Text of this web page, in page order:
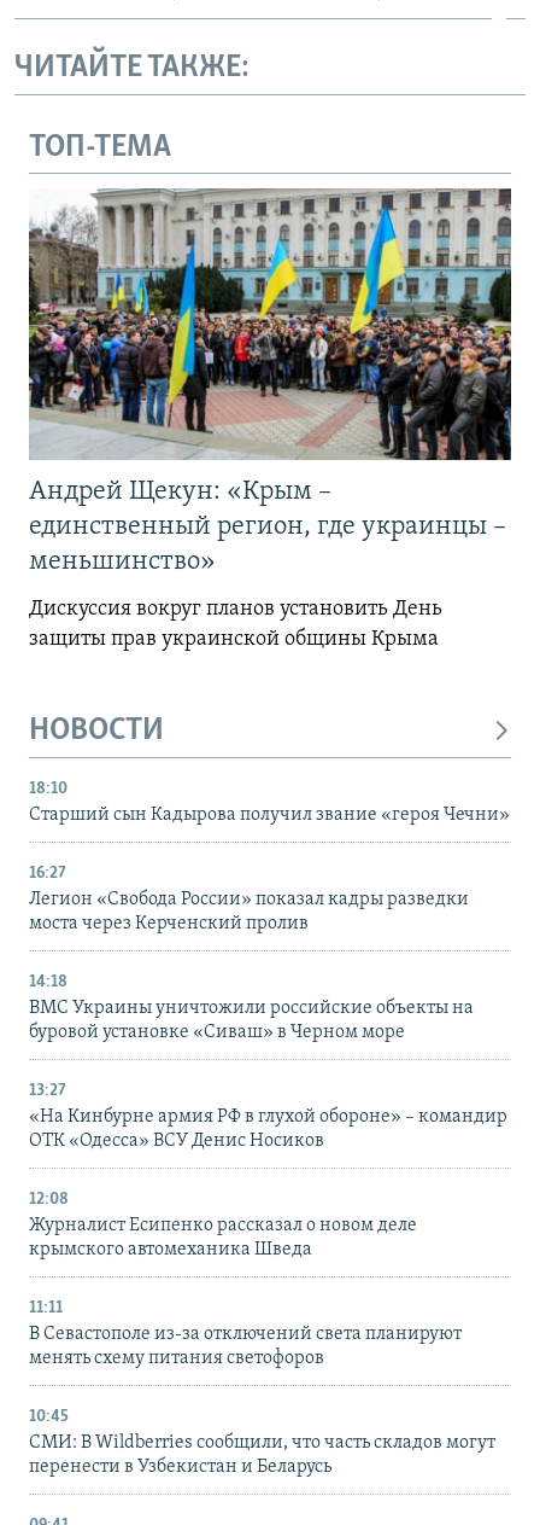
ЧИТАЙТЕ ТАКЖЕ:
ТОП-ТЕМА
Андрей Щекун: «Крым –
единственный регион, где украинцы –
меньшинство»
Дискуссия вокруг планов установить День
защиты прав украинской общины Крыма
НОВОСТИ
18:10
Старший сын Кадырова получил звание «героя Чечни»
16:27
Легион «Свобода России» показал кадры разведки
моста через Керченский пролив
14:18
ВМС Украины уничтожили российские объекты на
буровой установке «Сиваш» в Черном море
13:27
«На Кинбурне армия РФ в глухой обороне» – командир
ОТК «Одесса» ВСУ Денис Носиков
12:08
Журналист Есипенко рассказал о новом деле
крымского автомеханика Шведа
11:11
В Севастополе из-за отключений света планируют
менять схему питания светофоров
10:45
СМИ: В Wildberries сообщили, что часть складов могут
перенести в Узбекистан и Беларусь